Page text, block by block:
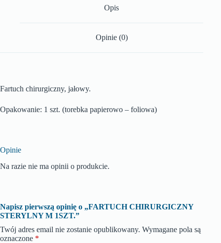
Opis
Opinie (0)
Fartuch chirurgiczny, jałowy.
Opakowanie: 1 szt. (torebka papierowo – foliowa)
Opinie
Na razie nie ma opinii o produkcie.
Napisz pierwszą opinię o „FARTUCH CHIRURGICZNY
STERYLNY M 1SZT.”
Twój adres email nie zostanie opublikowany. Wymagane pola są
oznaczone *